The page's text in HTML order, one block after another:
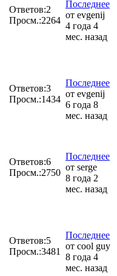
Ответов:2
Просм.:2264
Последнее
от evgenij
4 года 4
мес. назад
Ответов:3
Просм.:1434
Последнее
от evgenij
6 года 8
мес. назад
Ответов:6
Просм.:2750
Последнее
от serge
8 года 2
мес. назад
Ответов:5
Просм.:3481
Последнее
от cool guy
8 года 4
мес. назад